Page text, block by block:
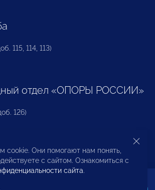
115, 114, 113)
отдел «ОПОРЫ РОССИИ»
126)
прав предпринимателей и
cookie. Они помогают нам понять,
с сайтом. Ознакомиться с
сайта.